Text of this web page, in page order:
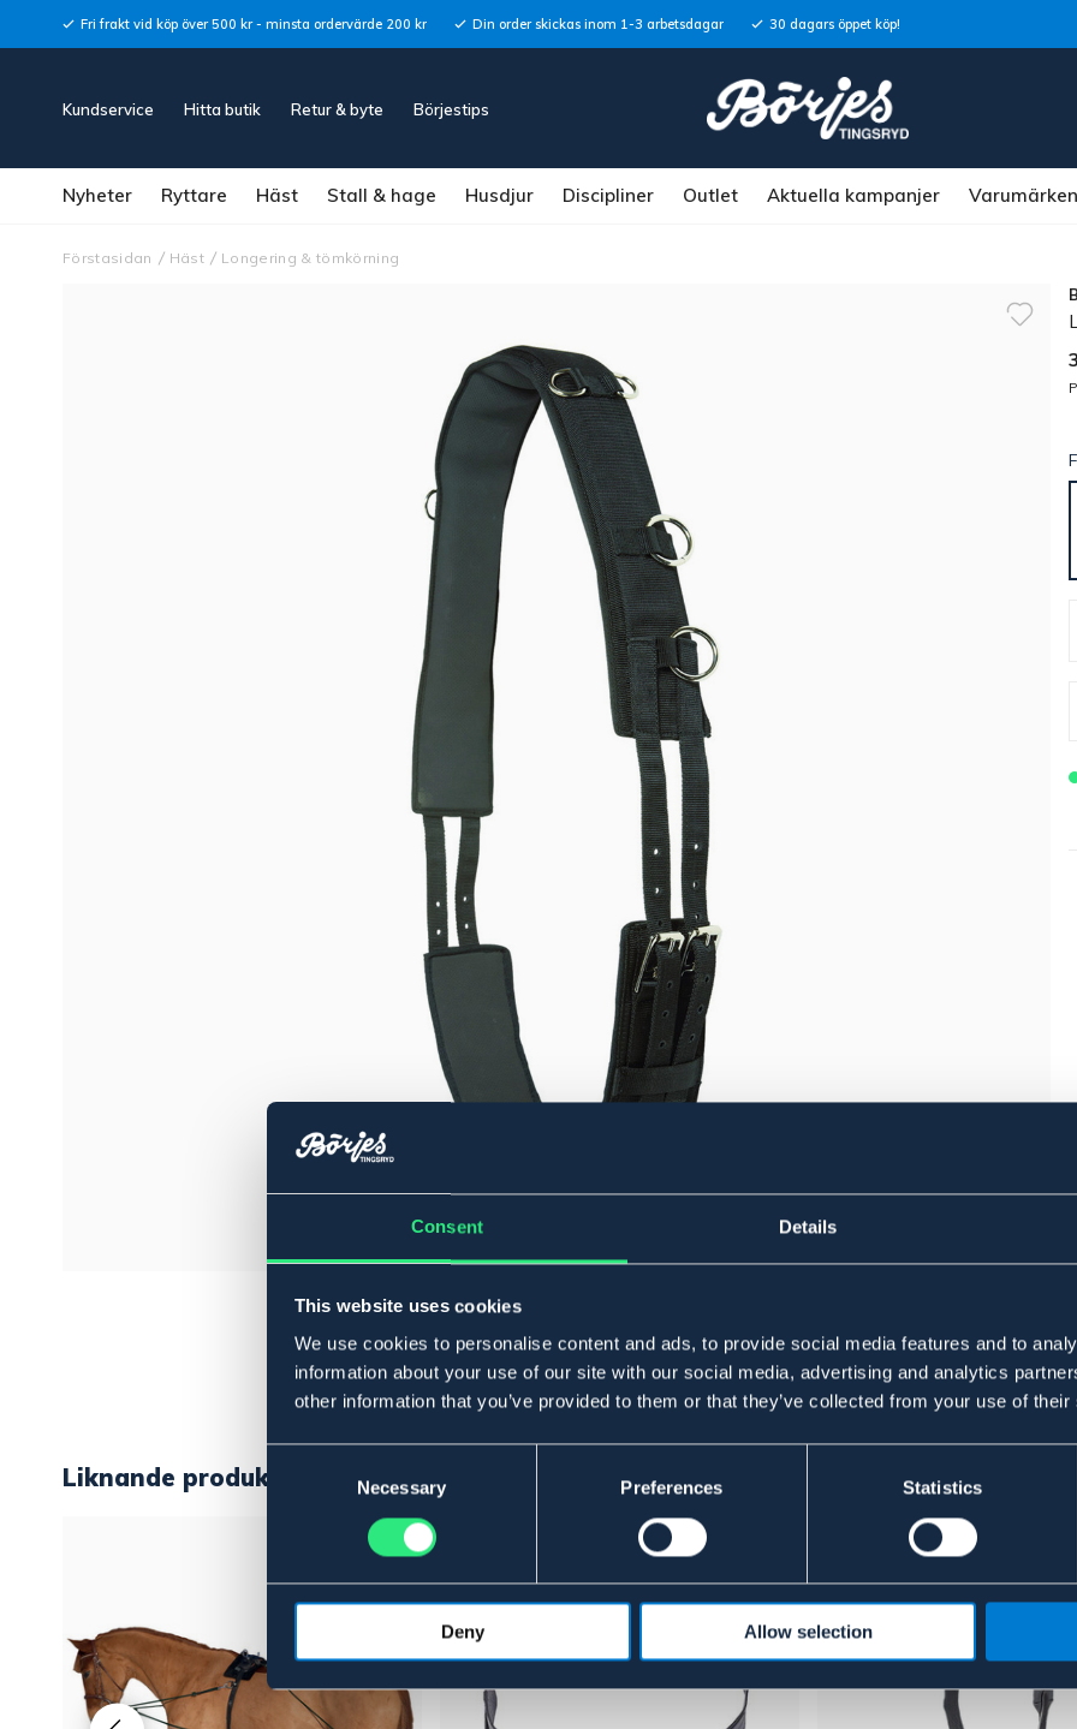
Consent Details
This website uses cookies
We use cookies to personalise content and ads, to provide social media features and to
information about your use of our site with our social media, advertising and analytics
other information that you’ve provided to them or that they’ve collected from your use of
Selection
Necessary Preferences Statistics
Deny Allow selection
Fri frakt vid köp över 500 kr - minsta ordervärde 200 kr Din order skickas inom 1-3 arbetsdagar 30 dagars öppet köp!
Kundservice Hitta butik Retur & byte Börjestips
Nyheter Ryttare Häst Stall & hage Husdjur Discipliner Outlet Aktuella kampanjer Varumärken
Förstasidan Häst Longering & tömkörning
Liknande produkter